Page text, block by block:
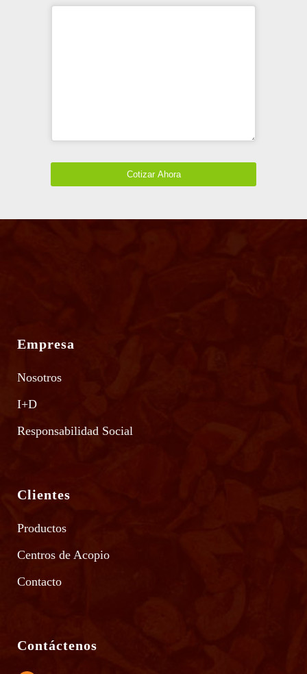
Cotizar Ahora
field
Empresa
Nosotros
I+D
Responsabilidad Social
Clientes
Productos
Centros de Acopio
Contacto
Contáctenos